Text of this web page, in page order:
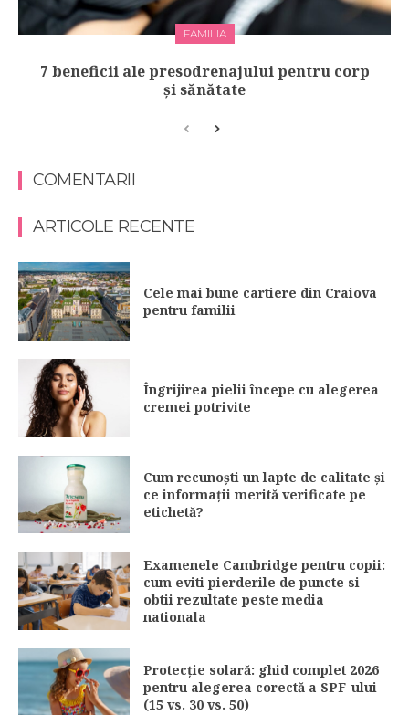
FAMILIA
7 beneficii ale presodrenajului pentru corp
și sănătate
COMENTARII
ARTICOLE RECENTE
Cele mai bune cartiere din Craiova
pentru familii
Îngrijirea pielii începe cu alegerea
cremei potrivite
Cum recunoști un lapte de calitate și
ce informații merită verificate pe
etichetă?
Examenele Cambridge pentru copii:
cum eviti pierderile de puncte si
obtii rezultate peste media
nationala
Protecție solară: ghid complet 2026
pentru alegerea corectă a SPF-ului
(15 vs. 30 vs. 50)